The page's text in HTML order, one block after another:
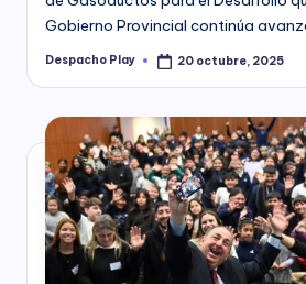
Gobierno Provincial continúa
Posted
Despacho Play 20 octubre, 2025